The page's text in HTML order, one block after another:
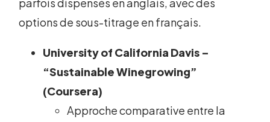
options de sous-titrage en français.
University of California Davis –
“Sustainable Winegrowing”
(Coursera)
Approche comparative entre la